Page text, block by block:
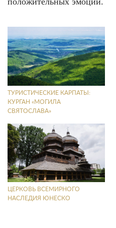
ТУРИСТИЧЕСКИЕ КАРПАТЫ:
КУРГАН «МОГИЛА
СВЯТОСЛАВА»
ЦЕРКОВЬ ВСЕМИРНОГО
НАСЛЕДИЯ ЮНЕСКО